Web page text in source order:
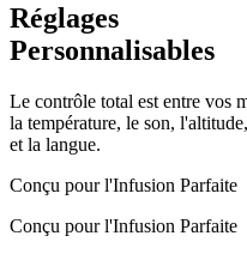
Réglages
Personnalisables
Le contrôle total est entre vos
la température, le son,
et la langue.
Conçu pour l'Infusion Parfaite
Conçu pour l'Infusion Parfaite